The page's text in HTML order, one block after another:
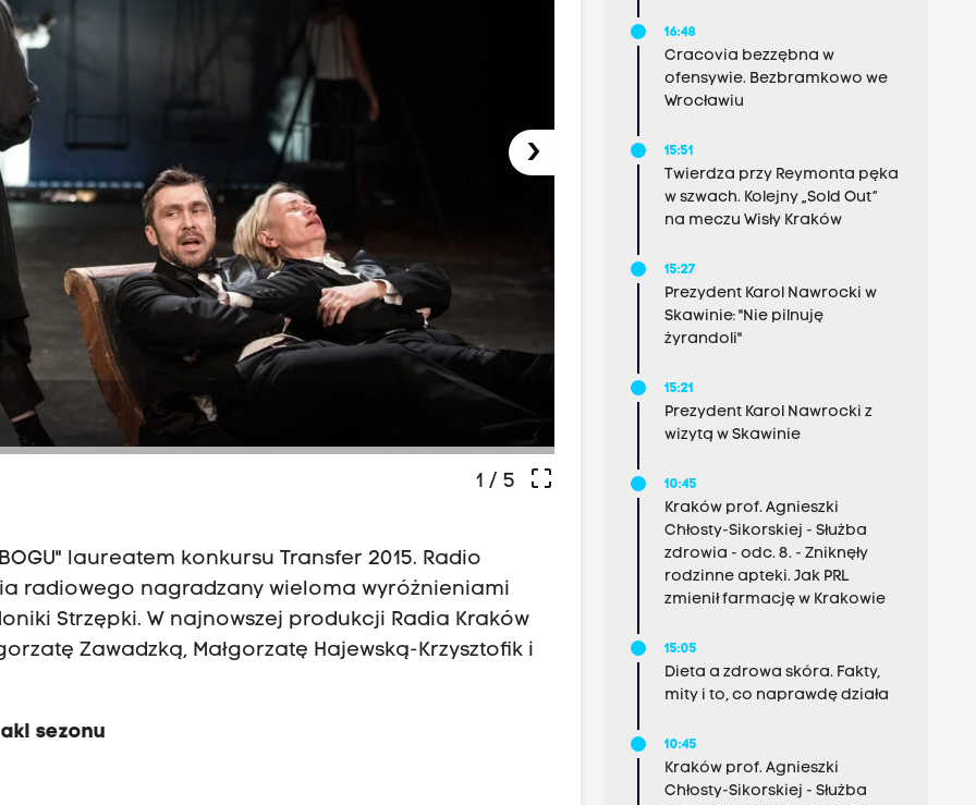
Fot. dzięki uprzejmości NST w Krakowie
›
crop_free
1 / 5
laureatem konkursu Transfer 2015. Radio
radiowego nagradzany wieloma wyróżnieniami
Strzępki. W najnowszej produkcji Radia Kraków
Zawadzką, Małgorzatę Hajewską-Krzysztofik i
sezonu
16:48
Cracovia bezzębna w
ofensywie. Bezbramkowo we
Wrocławiu
15:51
Twierdza przy Reymonta pęka
w szwach. Kolejny „Sold Out”
na meczu Wisły Kraków
15:27
Prezydent Karol Nawrocki w
Skawinie: "Nie pilnuję
żyrandoli"
15:21
Prezydent Karol Nawrocki z
wizytą w Skawinie
10:45
Kraków prof. Agnieszki
Chłosty-Sikorskiej - Służba
zdrowia - odc. 8. - Zniknęły
rodzinne apteki. Jak PRL
zmienił farmację w Krakowie
15:05
Dieta a zdrowa skóra. Fakty,
mity i to, co naprawdę działa
10:45
Kraków prof. Agnieszki
Chłosty-Sikorskiej - Służba